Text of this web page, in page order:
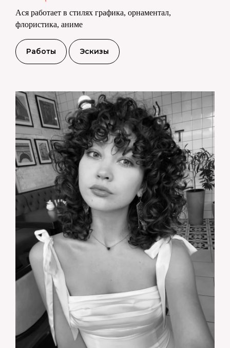
Ася работает в стилях графика, орнаментал,
флористика, аниме
Работы Эскизы